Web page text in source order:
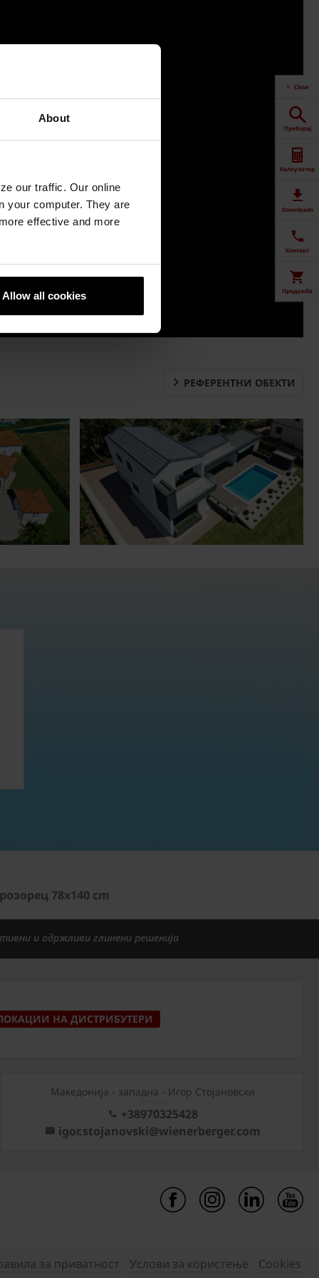
About
our traffic. Our online
your computer. They are
effective and more
Allow all cookies
РЕФЕРЕНТНИ ОБЕКТИ
Close
Пребарај
Калкулатор
Downloads
Контакт
Продажба
78x140 cm
и одржливи глинени решенија
НА ДИСТРИБУТЕРИ
Mакедонија - западна - Игор Стојановски
+38970325428
igor.stojanovski@wienerberger.com
за приватност Услови за користење Cookies